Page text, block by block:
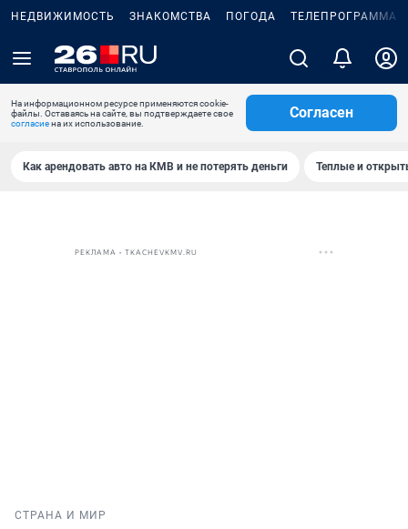
НЕДВИЖИМОСТЬ ЗНАКОМСТВА ПОГОДА ТЕЛЕПРОГРАММА
На информационном ресурсе применяются cookie-
файлы. Оставаясь на сайте, вы подтверждаете свое
согласиена их использование.
Согласен
Как арендовать авто на КМВ и не потерять деньги Теплые и
РЕКЛАМА • TKACHEVKMV.RU
СТРАНА И МИР